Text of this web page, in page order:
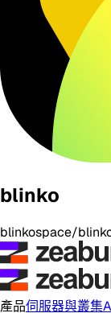
blinko
blinkospace/
產品伺服器與叢集